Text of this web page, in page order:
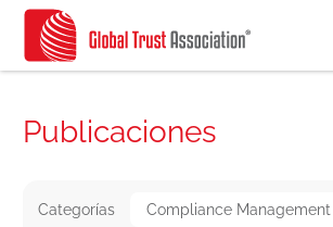
Publicaciones
Categorías